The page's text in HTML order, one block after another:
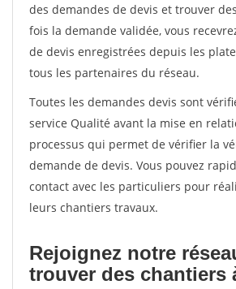
des demandes de devis et trouver
fois la demande validée, vous
de devis enregistrées depuis les
tous les partenaires du réseau.
Toutes les demandes devis sont
service Qualité avant la mise en
processus qui permet de vérifier la
demande de devis. Vous pouvez
contact avec les particuliers pour
leurs chantiers travaux.
Rejoignez notre
trouver des chantiers